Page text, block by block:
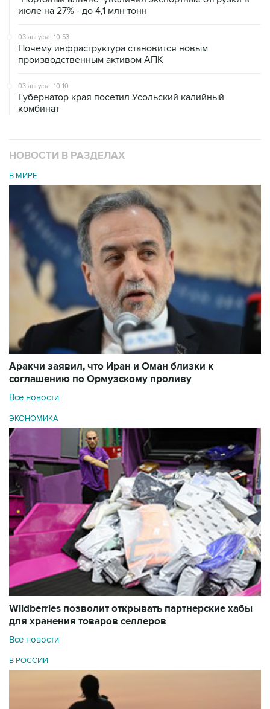
июле на 27% - до 4,1 млн тонн
03 августа, 10:53
Почему инфраструктура становится новым
производственным активом АПК
03 августа, 10:10
Губернатор края посетил Усольский калийный
комбинат
НОВОСТИ В РАЗДЕЛАХ
В МИРЕ
Аракчи заявил, что Иран и Оман близки к
соглашению по Ормузскому проливу
Все новости
ЭКОНОМИКА
Wildberries позволит открывать партнерские хабы
для хранения товаров селлеров
Все новости
В РОССИИ